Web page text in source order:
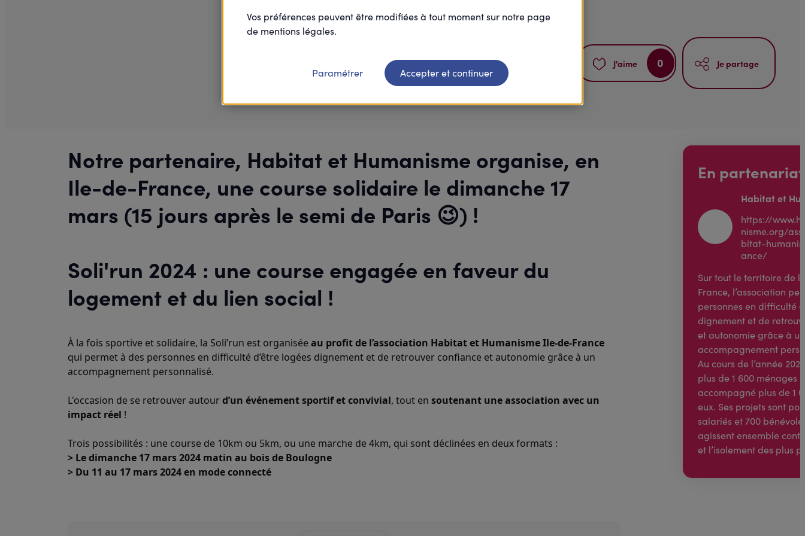
J'aime 0 Je partage
Notre partenaire, Habitat et Humanisme organise, en
Ile-de-France, une course solidaire le dimanche 17
mars (15 jours après le semi de Paris 😉) !
Soli'run 2024 : une course engagée en faveur du
logement et du lien social !
À la fois sportive et solidaire, la Soli’run est organisée au profit de l’association Habitat et Humanisme Ile-de-France
qui permet à des personnes en difficulté d’être logées dignement et de retrouver confiance et autonomie grâce à un
accompagnement personnalisé.
L'occasion de se retrouver autour d’un événement sportif et convivial, tout en soutenant une association avec un
impact réel !
Trois possibilités : une course de 10km ou 5km, ou une marche de 4km, qui sont déclinées en deux formats :
> Le dimanche 17 mars 2024 matin au bois de Boulogne
> Du 11 au 17 mars 2024 en mode connecté
En
Habitat et
https://
nisme.org/
bitat-
ance/
Sur tout le territoire de
France, l’association
personnes en difficulté
dignement et de
et autonomie grâce à un
accompagnement
Au cours de l’année
plus de 1 600 ménages
accompagné plus de 1
eux. Ses projets sont
salariés et 700
agissent ensemble
et l’isolement des plus
Vos préférences peuvent être modifiées à tout moment sur notre page
de mentions légales.
Paramétrer Accepter et continuer